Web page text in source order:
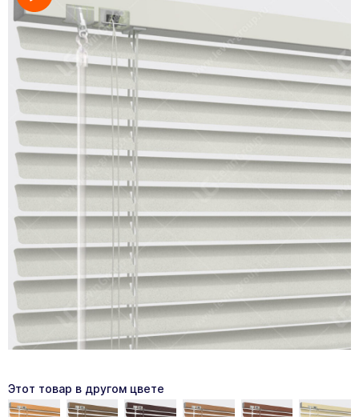
Этот товар в другом цвете